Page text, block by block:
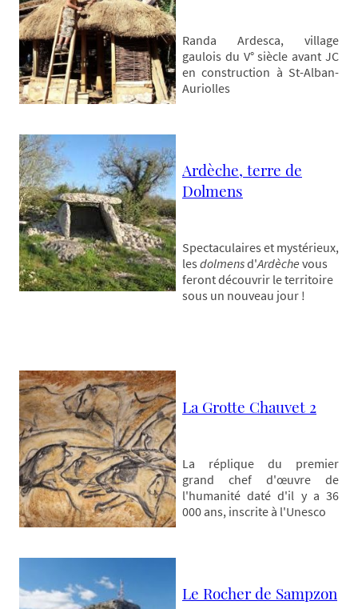
Randa Ardesca, village
gaulois du V° siècle avant JC
en construction à St-Alban-
Auriolles
Ardèche, terre de
Dolmens
Spectaculaires et mystérieux,
les dolmensd'Ardèche vous
feront découvrir le territoire
sous un nouveau jour !
La Grotte Chauvet 2
La réplique du premier
grand chef d'œuvre de
l'humanité daté d'il y a 36
000 ans, inscrite à l'Unesco
Le Rocher de Sampzon